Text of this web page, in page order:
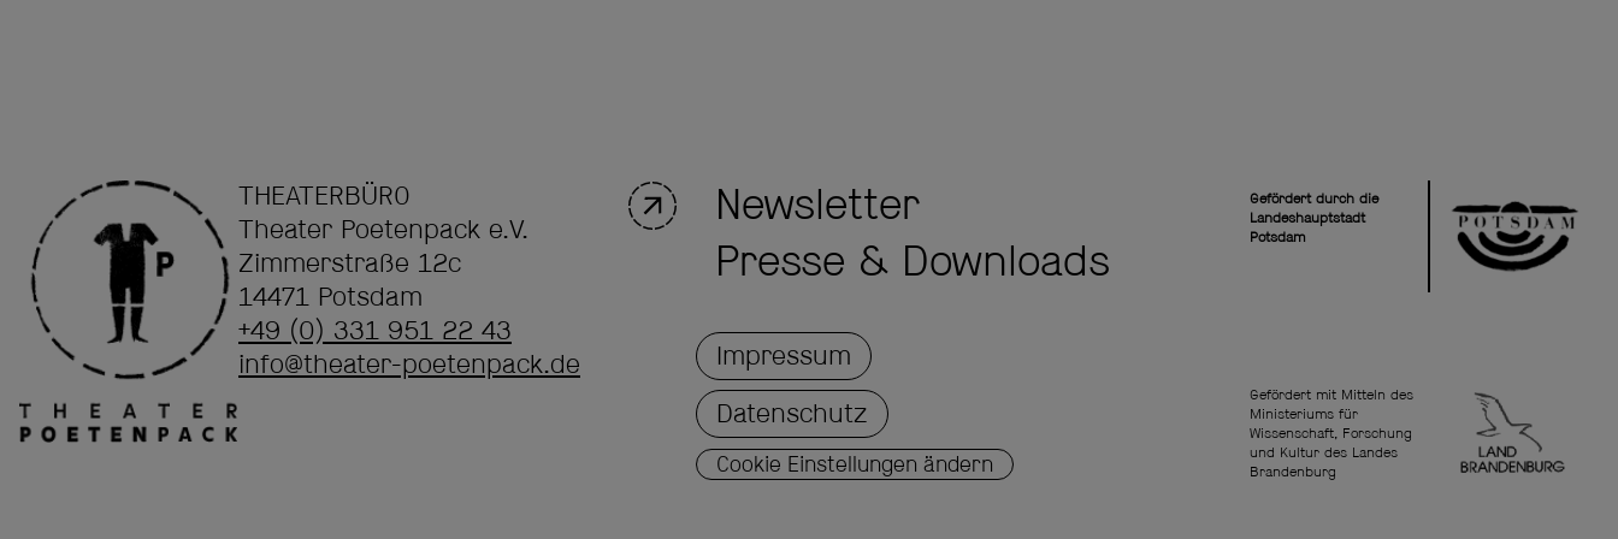
THEATERBÜRO
Theater Poetenpack e.V.
Zimmerstraße 12c
14471 Potsdam
+49 (0) 331 951 22 43
info@theater-poetenpack.de
Newsletter
Presse & Downloads
Impressum
Datenschutz
Cookie Einstellungen ändern
Gefördert durch die
Landeshauptstadt
Potsdam
Gefördert mit Mitteln des
Ministeriums für
Wissenschaft, Forschung
und Kultur des Landes
Brandenburg